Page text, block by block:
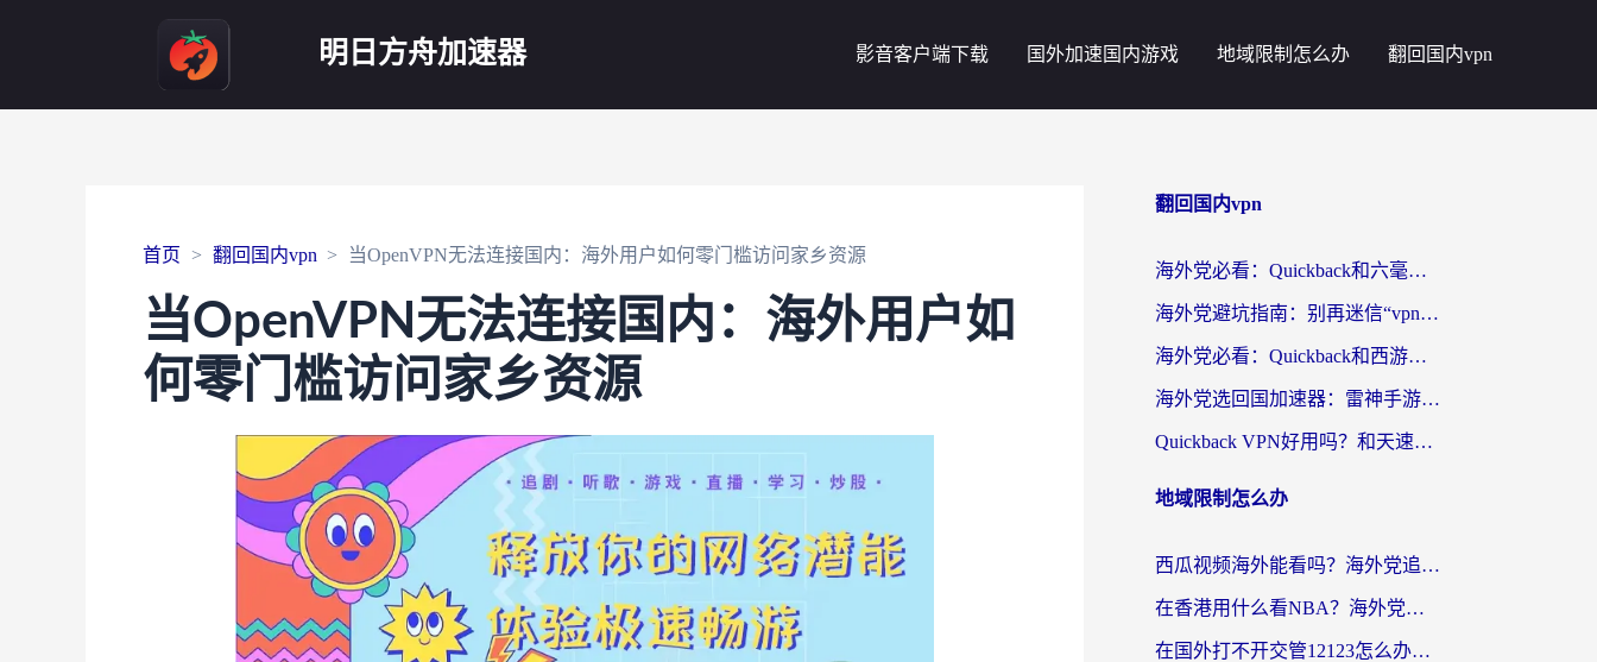
明日方舟加速器 影音客户端下载 国外加速国内游戏 地域限制怎么办 翻回国内vpn
首页 翻回国内vpn 当OpenVPN无法连接国内：海外用户如何零门槛访问家乡资源
当OpenVPN无法连接国内：海外用户如
何零门槛访问家乡资源
翻回国内vpn
海外党必看：Quickback和六毫秒好用吗？3步选对回国加速器，无缝刷国内剧玩游戏
海外党避坑指南：别再迷信“vpn 中国免费”，选对回国加速器才能无缝刷国内资源
海外党必看：Quickback和西游哪个好？3个维度教你选对回国加速器
海外党选回国加速器：雷神手游和云帆哪个好？附3组对比+避坑指南
Quickback VPN好用吗？和天速回国VPN对比哪个回国效果更好？海外党必看的真实体验指南
地域限制怎么办
西瓜视频海外能看吗？海外党追剧看片的终极解决方案来了
在香港用什么看NBA？海外党解锁国内体育直播的终极攻略
在国外打不开交管12123怎么办？海外华人必看的回国加速全攻略